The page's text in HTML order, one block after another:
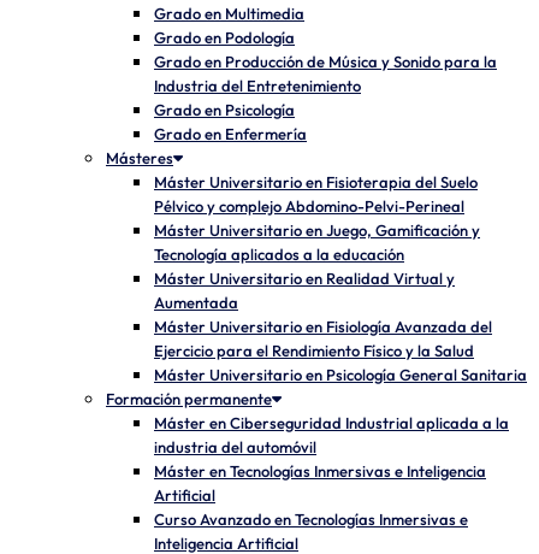
Grado en Multimedia
Grado en Podología
Grado en Producción de Música y Sonido para la
Industria del Entretenimiento
Grado en Psicología
Grado en Enfermería
Másteres
Máster Universitario en Fisioterapia del Suelo
Pélvico y complejo Abdomino-Pelvi-Perineal
Máster Universitario en Juego, Gamificación y
Tecnología aplicados a la educación
Máster Universitario en Realidad Virtual y
Aumentada
Máster Universitario en Fisiología Avanzada del
Ejercicio para el Rendimiento Físico y la Salud
Máster Universitario en Psicología General Sanitaria
Formación permanente
Máster en Ciberseguridad Industrial aplicada a la
industria del automóvil
Máster en Tecnologías Inmersivas e Inteligencia
Artificial
Curso Avanzado en Tecnologías Inmersivas e
Inteligencia Artificial